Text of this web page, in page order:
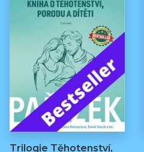
Trilogie Těhotenství,